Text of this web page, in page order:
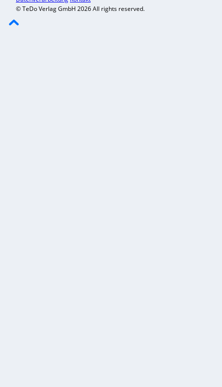
© TeDo Verlag GmbH 2026 All rights reserved.